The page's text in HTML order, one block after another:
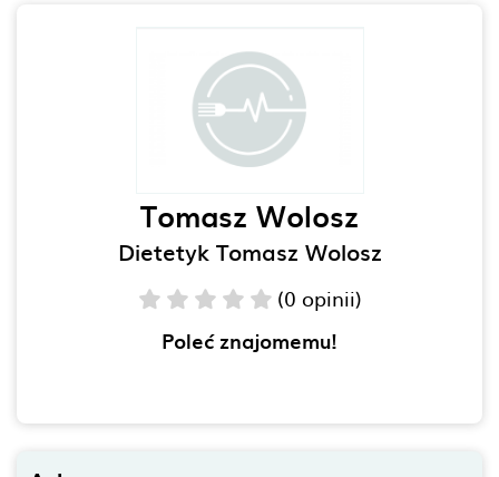
Tomasz Wolosz
Dietetyk Tomasz Wolosz
(0 opinii)
Poleć znajomemu!